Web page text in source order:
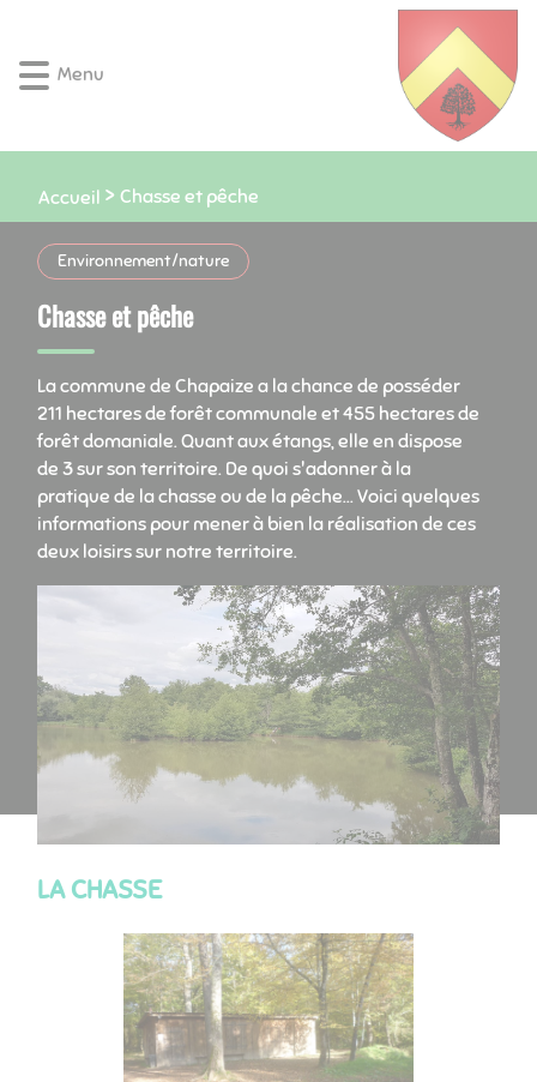
rapide
au
rapide
au
principal
rapide
recherche
rapide
au
de
Menu
Accueil Chasse et pêche
Environnement/nature
Chasse et pêche
La commune de Chapaize a la chance de posséder
211 hectares de forêt communale et 455 hectares de
forêt domaniale. Quant aux étangs, elle en dispose
de 3 sur son territoire. De quoi s'adonner à la
pratique de la chasse ou de la pêche... Voici quelques
informations pour mener à bien la réalisation de ces
deux loisirs sur notre territoire.
LA CHASSE